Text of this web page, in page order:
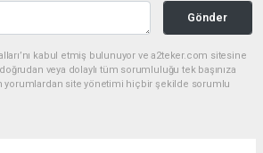
Gönder
kabul etmiş bulunuyor ve a2teker.com sitesine
veya dolaylı tüm sorumluluğu tek başınıza
yorumlardan site yönetimi hiçbir şekilde sorumlu